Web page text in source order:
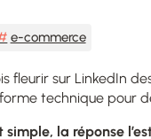
e-commerce
fleurir sur LinkedIn
technique pour
simple, la réponse